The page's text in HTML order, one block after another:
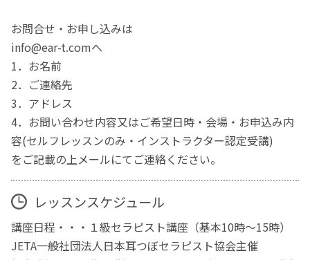
お問合せ・お申し込みは
info@ear-t.comへ
1．お名前
2．ご連絡先
3．アドレス
4．お問い合わせ内容又はご希望日時・会場・お申込み内
容(セルフレッスンのみ・インストラクター認定受講)
をご記載の上メールにてご連絡ください。
レッスンスケジュール
講座日程・・・１級セラピスト講座（基本10時～15時）
JETA一般社団法人日本耳つぼセラピスト協会主催